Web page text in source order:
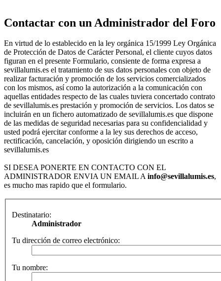
Contactar con un Administrador del Foro
En virtud de lo establecido en la ley orgánica 15/1999 Ley Orgánica
de Protección de Datos de Carácter Personal, el cliente cuyos datos
figuran en el presente Formulario, consiente de forma expresa a
sevillalumis.es el tratamiento de sus datos personales con objeto de
realizar facturación y promoción de los servicios comercializados
con los mismos, así como la autorización a la comunicación con
aquellas entidades respecto de las cuales tuviera concertado contrato
de sevillalumis.es prestación y promoción de servicios. Los datos se
incluirán en un fichero automatizado de sevillalumis.es que dispone
de las medidas de seguridad necesarias para su confidencialidad y
usted podrá ejercitar conforme a la ley sus derechos de acceso,
rectificación, cancelación, y oposición dirigiendo un escrito a
sevillalumis.es
SI DESEA PONERTE EN CONTACTO CON EL
ADMINISTRADOR ENVIA UN EMAIL Ainfo@sevillalumis.es,
es mucho mas rapido que el formulario.
Destinatario:
Administrador
Tu dirección de correo electrónico:
Tu nombre: